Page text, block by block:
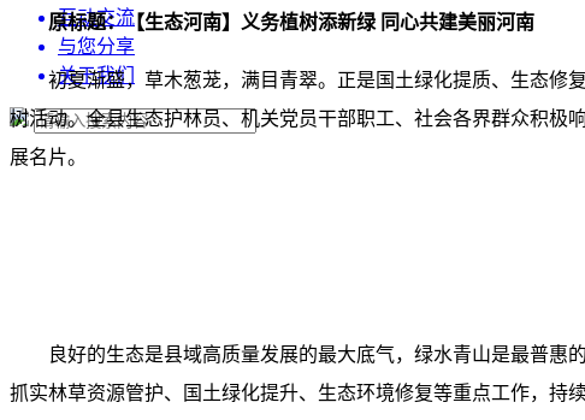
互动交流
与您分享
关于我们
原标题：【生态河南】义务植树添新绿 同心共建美丽河南
初夏渐盛，草木葱茏，满目青翠。正是国土绿化提质、生态修
树活动。全县生态护林员、机关党员干部职工、社会各界群众积极
展名片。
良好的生态是县域高质量发展的最大底气，绿水青山是最普
抓实林草资源管护、国土绿化提升、生态环境修复等重点工作，持